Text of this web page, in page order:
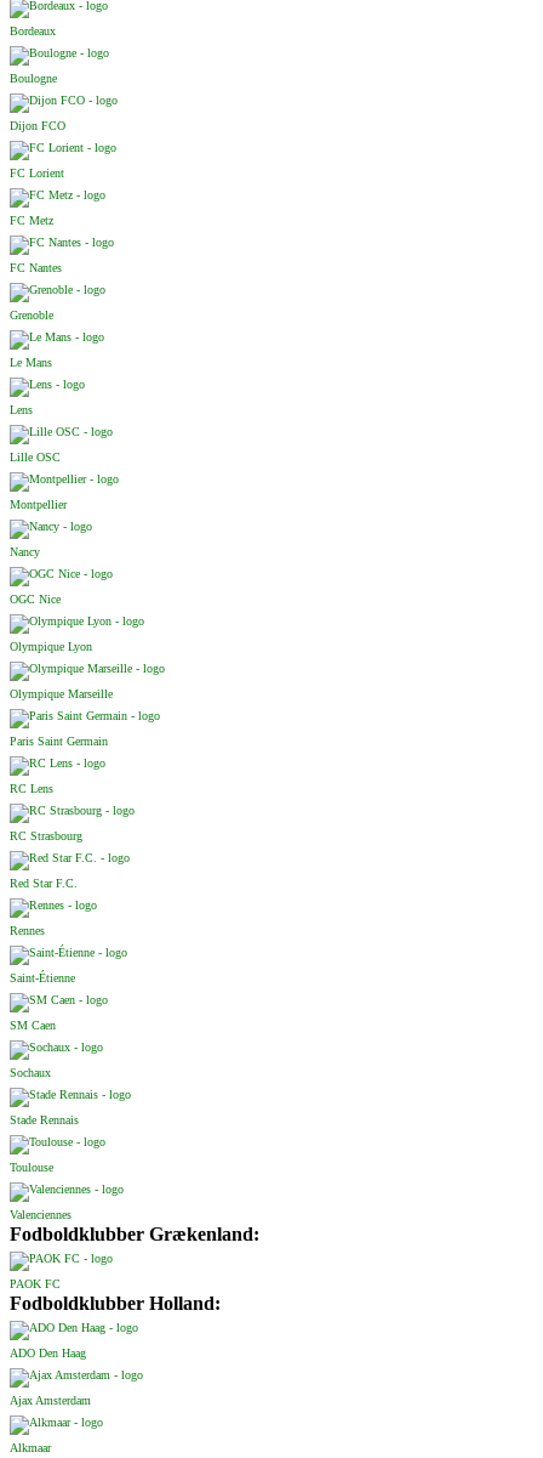
Bordeaux
Boulogne
Dijon FCO
FC Lorient
FC Metz
FC Nantes
Grenoble
Le Mans
Lens
Lille OSC
Montpellier
Nancy
OGC Nice
Olympique Lyon
Olympique Marseille
Paris Saint Germain
RC Lens
RC Strasbourg
Red Star F.C.
Rennes
Saint-Étienne
SM Caen
Sochaux
Stade Rennais
Toulouse
Valenciennes
Fodboldklubber Grækenland:
PAOK FC
Fodboldklubber Holland:
ADO Den Haag
Ajax Amsterdam
Alkmaar